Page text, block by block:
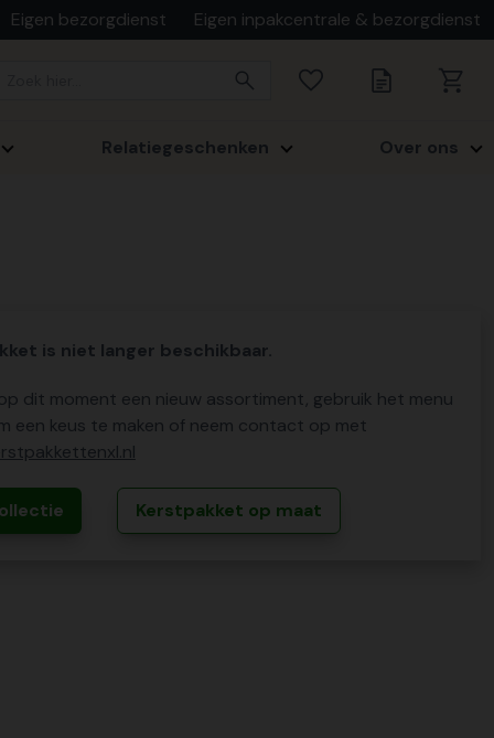
Eigen bezorgdienst Eigen inpakcentrale & bezorgdienst
Relatiegeschenken Over ons
is niet langer beschikbaar.
dit moment een nieuw assortiment, gebruik het menu
een keus te maken of neem contact op met
Kerstpakket op maat